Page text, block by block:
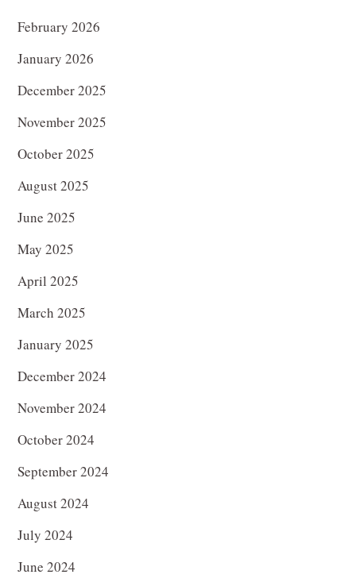
February 2026
January 2026
December 2025
November 2025
October 2025
August 2025
June 2025
May 2025
April 2025
March 2025
January 2025
December 2024
November 2024
October 2024
September 2024
August 2024
July 2024
June 2024